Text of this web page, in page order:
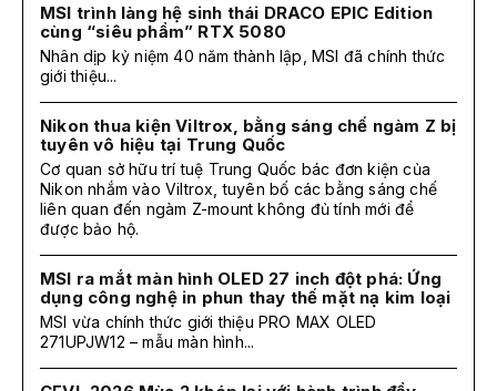
MSI trình làng hệ sinh thái DRACO EPIC Edition
cùng “siêu phẩm” RTX 5080
Nhân dịp kỷ niệm 40 năm thành lập, MSI đã chính thức
giới thiệu...
Nikon thua kiện Viltrox, bằng sáng chế ngàm Z bị
tuyên vô hiệu tại Trung Quốc
Cơ quan sở hữu trí tuệ Trung Quốc bác đơn kiện của
Nikon nhắm vào Viltrox, tuyên bố các bằng sáng chế
liên quan đến ngàm Z-mount không đủ tính mới để
được bảo hộ.
MSI ra mắt màn hình OLED 27 inch đột phá: Ứng
dụng công nghệ in phun thay thế mặt nạ kim loại
MSI vừa chính thức giới thiệu PRO MAX OLED
271UPJW12 – mẫu màn hình...